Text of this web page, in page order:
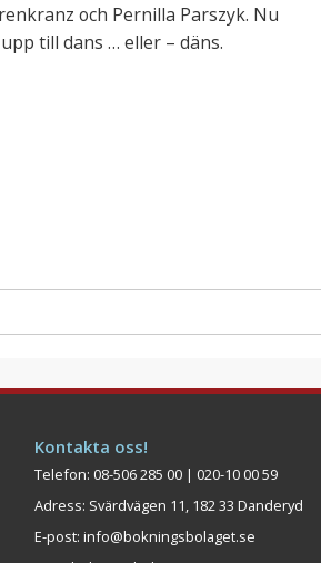
och Pernilla Parszyk. Nu
till dans … eller – däns.
Kontakta oss!
Telefon: 08-506 285 00 | 020-10 00 59
Adress: Svärdvägen 11, 182 33 Danderyd
E-post: info@bokningsbolaget.se